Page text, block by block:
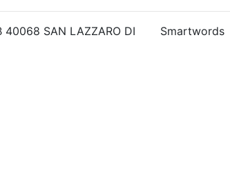
40068 SAN LAZZARO DI
Smartwords